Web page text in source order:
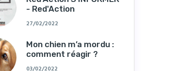
- Red'Action
27/02/2022
Mon chien m’a mordu :
comment réagir ?
03/02/2022